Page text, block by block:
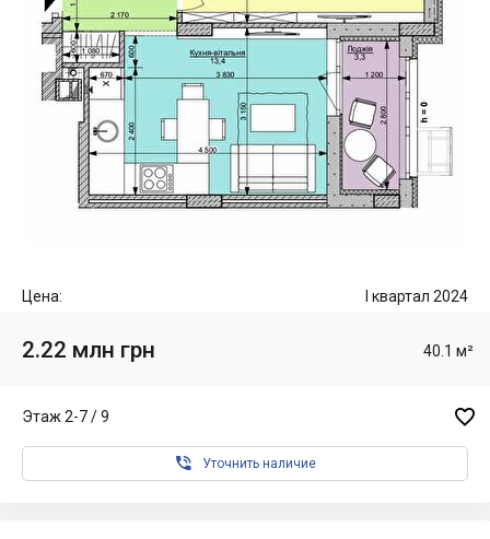
Цена: I квартал 2024
2.22 млн грн 40.1 м²
Этаж 2-7 / 9 
 Уточнить наличие